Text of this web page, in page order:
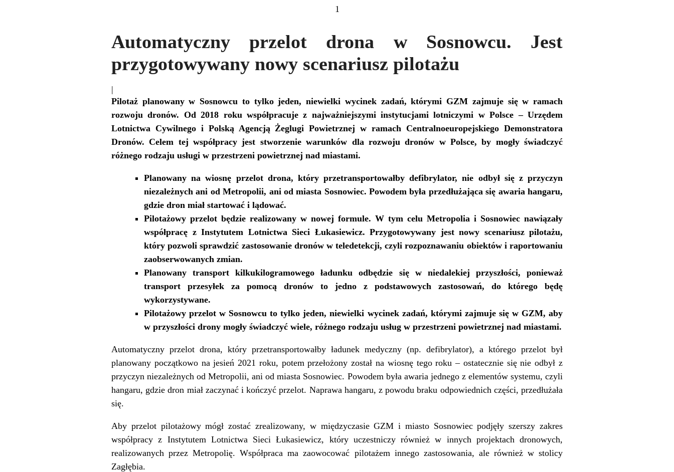
1
Automatyczny przelot drona w Sosnowcu. Jest
przygotowywany nowy scenariusz pilotażu
|
Pilotaż planowany w Sosnowcu to tylko jeden, niewielki wycinek zadań, którymi GZM zajmuje się w ramach
rozwoju dronów. Od 2018 roku współpracuje z najważniejszymi instytucjami lotniczymi w Polsce – Urzędem
Lotnictwa Cywilnego i Polską Agencją Żeglugi Powietrznej w ramach Centralnoeuropejskiego Demonstratora
Dronów. Celem tej współpracy jest stworzenie warunków dla rozwoju dronów w Polsce, by mogły świadczyć
różnego rodzaju usługi w przestrzeni powietrznej nad miastami.
Planowany na wiosnę przelot drona, który przetransportowałby defibrylator, nie odbył się z przyczyn
niezależnych ani od Metropolii, ani od miasta Sosnowiec. Powodem była przedłużająca się awaria hangaru,
gdzie dron miał startować i lądować.
Pilotażowy przelot będzie realizowany w nowej formule. W tym celu Metropolia i Sosnowiec nawiązały
współpracę z Instytutem Lotnictwa Sieci Łukasiewicz. Przygotowywany jest nowy scenariusz pilotażu,
który pozwoli sprawdzić zastosowanie dronów w teledetekcji, czyli rozpoznawaniu obiektów i raportowaniu
zaobserwowanych zmian.
Planowany transport kilkukilogramowego ładunku odbędzie się w niedalekiej przyszłości, ponieważ
transport przesyłek za pomocą dronów to jedno z podstawowych zastosowań, do którego będę
wykorzystywane.
Pilotażowy przelot w Sosnowcu to tylko jeden, niewielki wycinek zadań, którymi zajmuje się w GZM, aby
w przyszłości drony mogły świadczyć wiele, różnego rodzaju usług w przestrzeni powietrznej nad miastami.
Automatyczny przelot drona, który przetransportowałby ładunek medyczny (np. defibrylator), a którego przelot był
planowany początkowo na jesień 2021 roku, potem przełożony został na wiosnę tego roku – ostatecznie się nie odbył z
przyczyn niezależnych od Metropolii, ani od miasta Sosnowiec. Powodem była awaria jednego z elementów systemu, czyli
hangaru, gdzie dron miał zaczynać i kończyć przelot. Naprawa hangaru, z powodu braku odpowiednich części, przedłużała
się.
Aby przelot pilotażowy mógł zostać zrealizowany, w międzyczasie GZM i miasto Sosnowiec podjęły szerszy zakres
współpracy z Instytutem Lotnictwa Sieci Łukasiewicz, który uczestniczy również w innych projektach dronowych,
realizowanych przez Metropolię. Współpraca ma zaowocować pilotażem innego zastosowania, ale również w stolicy
Zagłębia.